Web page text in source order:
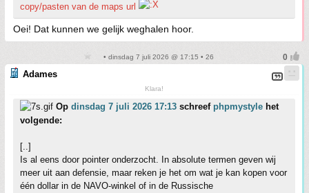
copy/pasten van de maps url
Oei! Dat kunnen we gelijk weghalen hoor.
• dinsdag 7 juli 2026 @ 17:15 • 26
Adames
Klara!
Op dinsdag 7 juli 2026 17:13 schreef phpmystyle het
volgende:
[..]
Is al eens door pointer onderzocht. In absolute termen geven wij
meer uit aan defensie, maar reken je het om wat je kan kopen voor
één dollar in de NAVO-winkel of in de Russische